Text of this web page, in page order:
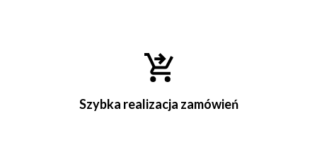
Szybka realizacja zamówień